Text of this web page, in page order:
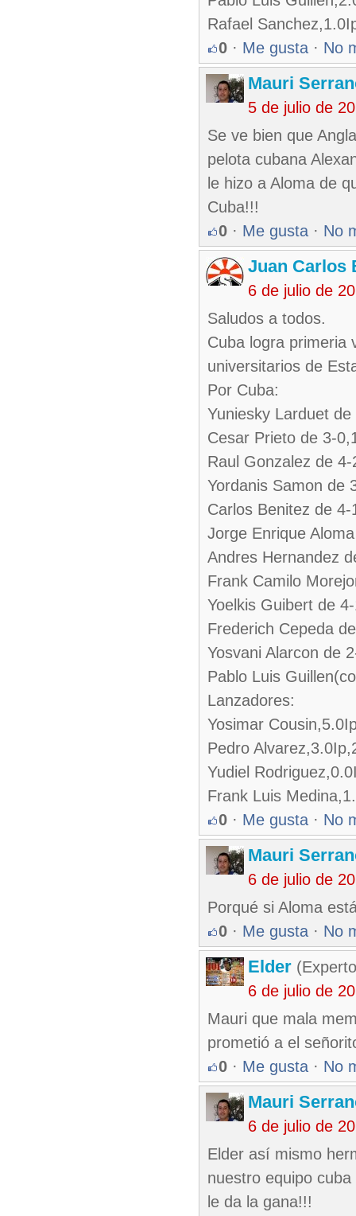
Rafael
0 · Me gusta · No
Mauri
5 de julio de
Se ve bien que
pelota cubana
le hizo a Aloma de
Cuba!!!
0 · Me gusta · No
Juan Carlos
6 de julio de
Saludos a todos.
Cuba logra primeria
universitarios de
Por Cuba:
Yuniesky Larduet
Cesar Prieto de 3-
Raul Gonzalez de
Yordanis Samon de
Carlos Benitez de
Jorge Enrique
Andres Hernandez
Frank Camilo
Yoelkis Guibert de
Frederich Cepeda
Yosvani Alarcon de
Pablo Luis
Lanzadores:
Yosimar
Pedro
Yudiel
Frank Luis
0 · Me gusta · No
Mauri
6 de julio de
Porqué si Aloma
0 · Me gusta · No
Elder
6 de julio de
Mauri que mala
prometió a el
0 · Me gusta · No
Mauri
6 de julio de
Elder así mismo
nuestro equipo
le da la gana!!!